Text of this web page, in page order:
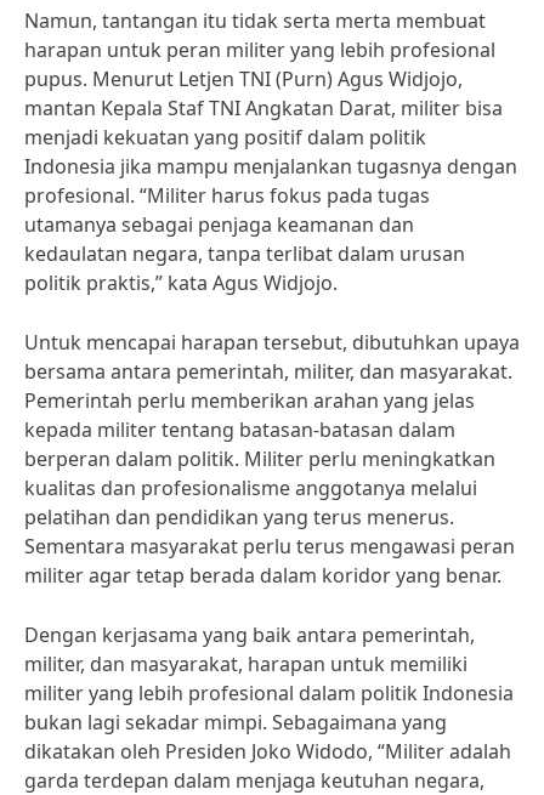
Namun, tantangan itu tidak serta merta membuat
harapan untuk peran militer yang lebih profesional
pupus. Menurut Letjen TNI (Purn) Agus Widjojo,
mantan Kepala Staf TNI Angkatan Darat, militer bisa
menjadi kekuatan yang positif dalam politik
Indonesia jika mampu menjalankan tugasnya dengan
profesional. “Militer harus fokus pada tugas
utamanya sebagai penjaga keamanan dan
kedaulatan negara, tanpa terlibat dalam urusan
politik praktis,” kata Agus Widjojo.
Untuk mencapai harapan tersebut, dibutuhkan upaya
bersama antara pemerintah, militer, dan masyarakat.
Pemerintah perlu memberikan arahan yang jelas
kepada militer tentang batasan-batasan dalam
berperan dalam politik. Militer perlu meningkatkan
kualitas dan profesionalisme anggotanya melalui
pelatihan dan pendidikan yang terus menerus.
Sementara masyarakat perlu terus mengawasi peran
militer agar tetap berada dalam koridor yang benar.
Dengan kerjasama yang baik antara pemerintah,
militer, dan masyarakat, harapan untuk memiliki
militer yang lebih profesional dalam politik Indonesia
bukan lagi sekadar mimpi. Sebagaimana yang
dikatakan oleh Presiden Joko Widodo, “Militer adalah
garda terdepan dalam menjaga keutuhan negara,